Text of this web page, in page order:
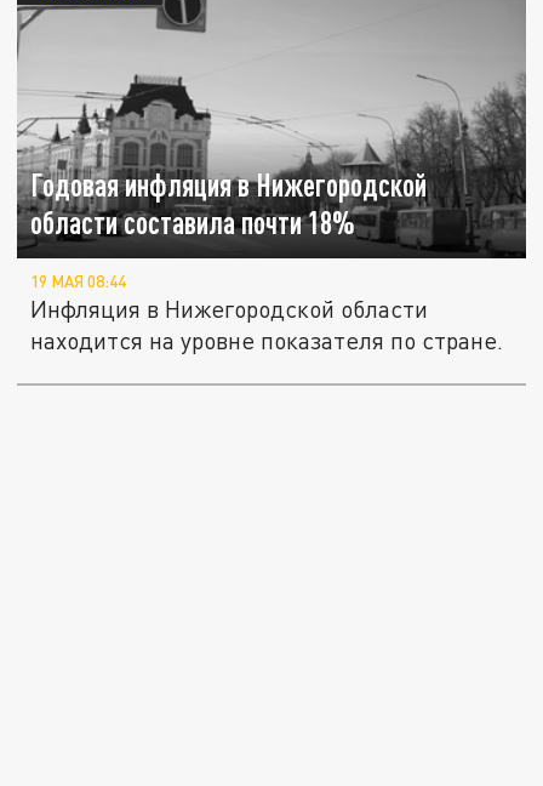
Годовая инфляция в Нижегородской
области составила почти 18%
19 МАЯ 08:44
Инфляция в Нижегородской области
находится на уровне показателя по стране.